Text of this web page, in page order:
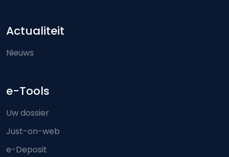
Actualiteit
Nieuws
e-Tools
Uw dossier
Just-on-web
e-Deposit